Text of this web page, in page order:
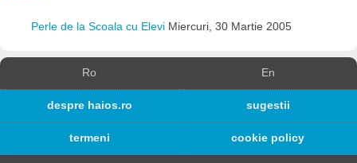
Perle de la Scoala cu Elevi Miercuri, 30 Martie 2005
Ro En
despre haios.ro sugestii
termeni cookie policy